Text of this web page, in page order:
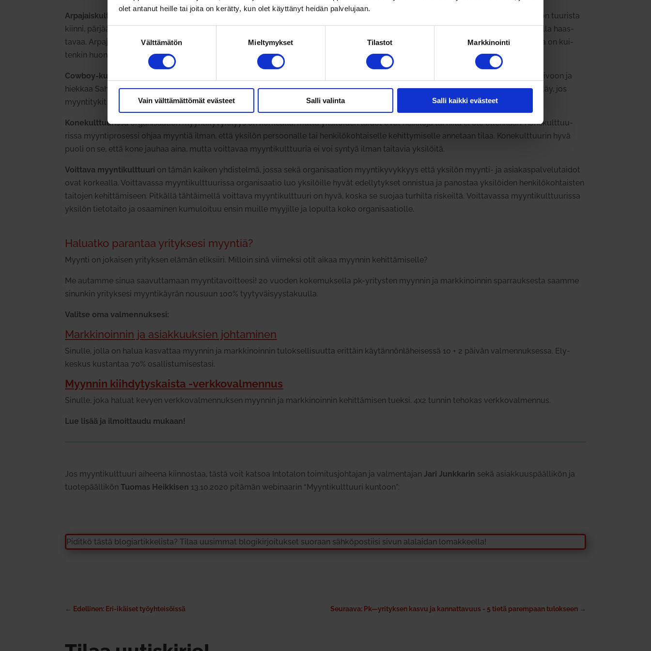
olet antanut heille tai joita on kerätty, kun olet käyttänyt heidän palvelujaan.
Suostumuksen
Välttämätön Mieltymykset Tilastot Markkinointi
Vain välttämättömät evästeet Salli valinta Salli kaikki evästeet
Arpa­jais­kult­tuu­rista
on kyse silloin, kun sekä orga­ni­saation myyn­ti­ky­vykkyys että yksilön taidot ovat alhaisia. Arpa­jais­kult­tuu­rissa on tuu­rista
kiinni, pär­jääkö yritys tai tuleeko kauppaa.
voi olla hyvää tuuria, mutta ilman sitä yri­tyksen pyö­rit­tä­mi­sestä voi tulla haas­
tavaa. Arpa­jais­kult­tuurin hyvänä puolena voidaan kui­tenkin pitää siellä teh­täviä roh­keita kokeiluja ja vapautta tehdä niitä. Puut­teena on kui­
tenkin huono ennus­tet­tavuus pit­källä täh­täi­mellä.
Cowboy-kult­tuu­rissa
Täl­laiset hen­kilöt saavat myytyä vettä kaivoon ja
hiekkaa Saharaan. Cowboy-kult­tuu­rissaorga­ni­saation sys­teemit eivät kui­tenkaan ole kun­nossa. Riskinä onkin se, miten yri­tyk­selle käy, jos
myyn­ti­tykit läh­tevät pois.
Kone­kult­tuu­rissa orga­ni­saation myyn­ti­ky­vykkyys on kor­kealla, mutta yksi­löiden taidot ovat heikkoja tai niitä ei ole ollenkaan. Kone­kult­tuu­
rissa myyn­ti­pro­sessi ohjaa myyntiä ilman, että yksilön per­soo­nalle tai hen­ki­lö­koh­tai­selle kehit­ty­mi­selle annetaan tilaa. Kone­kult­tuurin hyvä
puoli on se, että kone jauhaa aina, mutta voit­tavaa myyn­ti­kult­tuuria ei voi syntyä ilman tai­tavia yksi­löitä.
Voittava myyn­ti­kult­tuuri on tämän kaiken yhdis­telmä, jossa sekä orga­ni­saation myyn­ti­ky­vykkyys että yksilön myynti- ja asia­kas­pal­ve­lu­taidot
ovat kor­kealla. Voit­ta­vassa myyn­ti­kulttuurissa orga­ni­saatio luo yksi­löille hyvät edel­ly­tykset onnistua ja panostaa yksi­löiden hen­ki­lö­koh­taisten
tai­tojen kehit­tä­miseen. Pit­källä täh­täi­mellä voittava myyn­ti­kult­tuuri on hyvä, koska se suojaa tur­hilta ris­keiltä.Voit­ta­vassa myyn­ti­kult­tuu­rissa
yksilön tie­to­taito ja osaa­minen kumu­loituu ensin muille myy­jille ja lopulta koko orga­ni­saa­tiolle.
Haluatko parantaa yri­tyksesi myyntiä?
Myynti on jokaisen yri­tyksen elämän elik­siiri. Milloin sinä vii­meksi otit aikaa myynnin kehit­tä­mi­selle?
Me autamme sinua saa­vut­tamaan myyn­ti­ta­voit­teesi! 20 vuoden koke­muk­sella pk-yri­tysten myynnin ja mark­ki­noinnin spar­rauk­sesta saamme
sinunkin yri­tyksesi myyn­ti­käyrän nousuun 100% tyy­ty­väi­syys­ta­kuulla.
Valitse oma val­men­nuksesi:
Mark­ki­noinnin ja asiak­kuuksien joh­ta­minen
Sinulle, jolla on halua kas­vattaa myynnin ja mark­ki­noinnin tulok­sel­li­suutta erittäin käy­tän­nön­lä­hei­sessä 10 + 2 päivän val­men­nuk­sessa. Ely-
keskus kus­tantaa 70% osal­lis­tu­mi­sestasi.
Myynnin kiih­dy­tys­kaista ‑verk­ko­val­mennus
Sinulle, joka haluat kevyen verk­ko­val­men­nuksen myynnin ja mark­ki­noinnin kehit­tä­misen tueksi. 4x2 tunnin tehokas verk­ko­val­mennus.
Lue lisää ja ilmoit­taudu mukaan!
Jos myyn­ti­kult­tuuri aiheena kiin­nostaa, tästä voit katsoa Into­talon toi­mi­tus­joh­tajan ja val­men­tajanJari Junk­karin sekä asiak­kuus­pääl­likön ja
tuo­te­pääl­likönTuomas Heik­kisen 13.10.2020 pitämän webi­naarin “Myyn­ti­kult­tuuri kuntoon”:
Piditkö tästä blo­giar­tik­ke­lista? Tilaa uusimmat blo­gi­kir­joi­tukset suoraan säh­kö­pos­tiisi sivun ala­laidan lomak­keella!
← Edellinen: Eri-ikäiset työyhteisöissä Seuraava: Pk—yrityksen kasvu ja kannattavuus - 5 tietä parempaan tulokseen→